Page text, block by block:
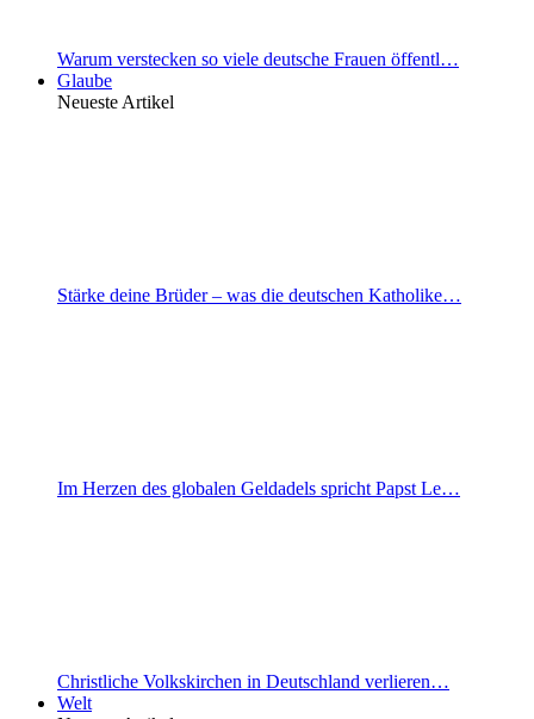
Warum verstecken so viele deutsche Frauen öffentl…
Glaube
Neueste Artikel
Stärke deine Brüder – was die deutschen Katholike…
Im Herzen des globalen Geldadels spricht Papst Le…
Christliche Volkskirchen in Deutschland verlieren…
Welt